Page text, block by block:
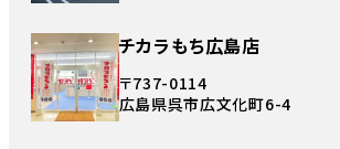
チカラもち広島店
〒737-0114
広島県呉市広文化町6-4